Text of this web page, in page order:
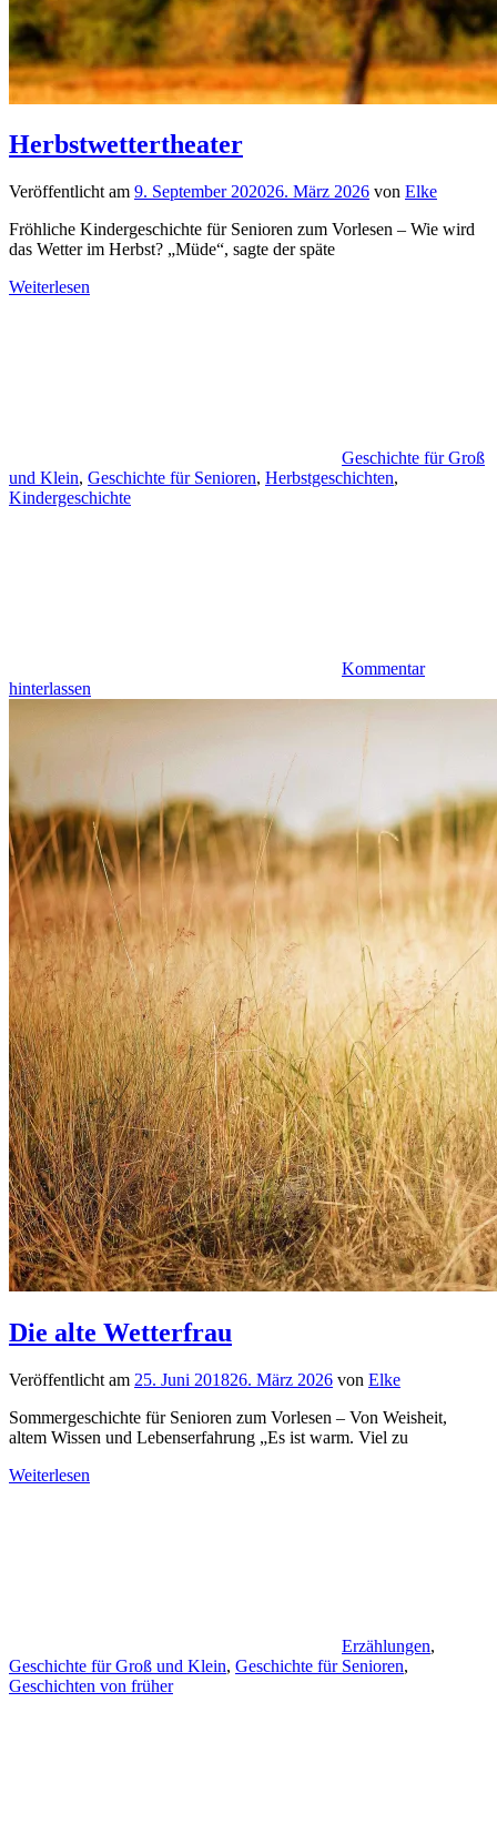
Herbstwettertheater
Veröffentlicht am 9. September 202026. März 2026 von Elke
Fröhliche Kindergeschichte für Senioren zum Vorlesen – Wie wird
das Wetter im Herbst? „Müde“, sagte der späte
Weiterlesen
Geschichte für Groß
und Klein, Geschichte für Senioren, Herbstgeschichten,
Kindergeschichte
Kommentar
hinterlassen
Die alte Wetterfrau
Veröffentlicht am 25. Juni 201826. März 2026 von Elke
Sommergeschichte für Senioren zum Vorlesen – Von Weisheit,
altem Wissen und Lebenserfahrung „Es ist warm. Viel zu
Weiterlesen
Erzählungen,
Geschichte für Groß und Klein, Geschichte für Senioren,
Geschichten von früher